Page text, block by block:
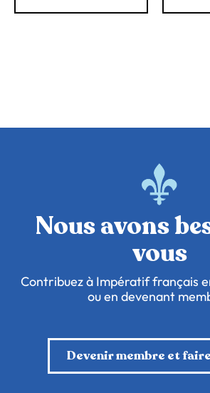
Nous avons
vous
Contribuez à Impératif français
ou en devenant
Devenir membre et